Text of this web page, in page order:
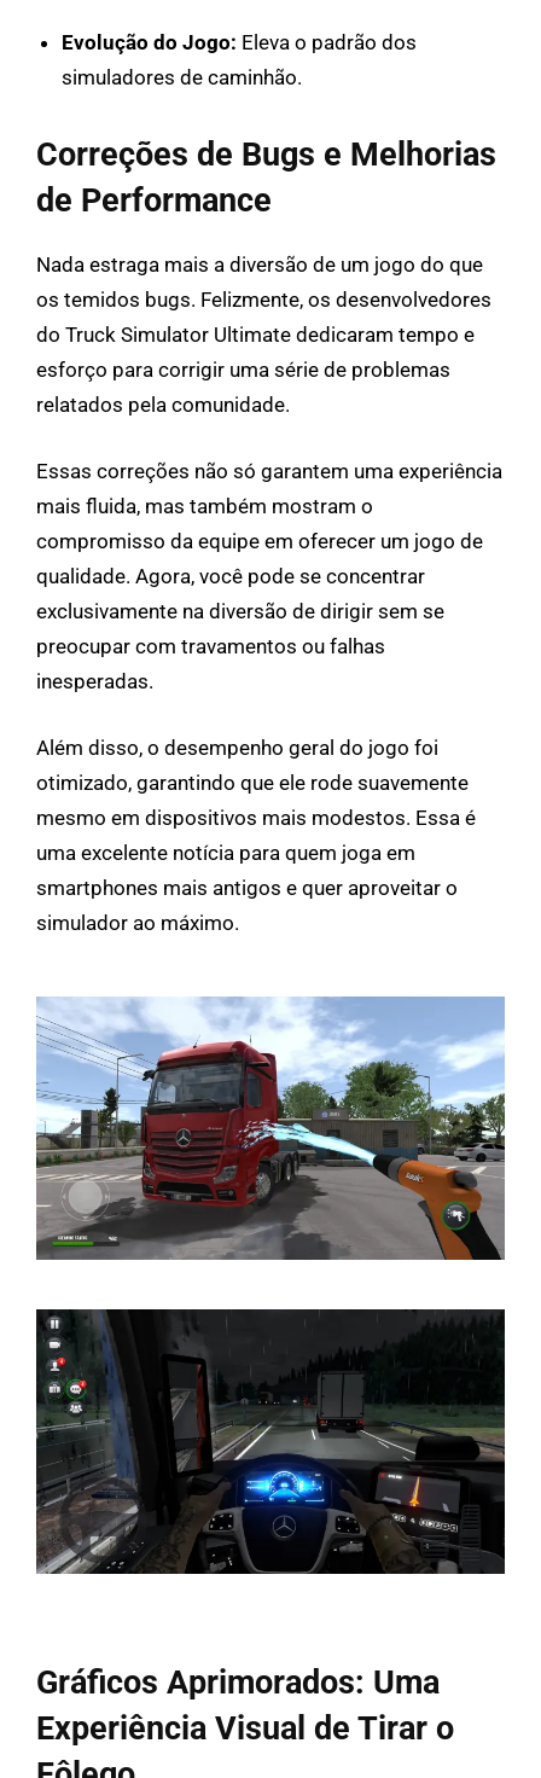
Evolução do Jogo: Eleva o padrão dos
simuladores de caminhão.
Correções de Bugs e Melhorias
de Performance
Nada estraga mais a diversão de um jogo do que
os temidos bugs. Felizmente, os desenvolvedores
do Truck Simulator Ultimate dedicaram tempo e
esforço para corrigir uma série de problemas
relatados pela comunidade.
Essas correções não só garantem uma experiência
mais fluida, mas também mostram o
compromisso da equipe em oferecer um jogo de
qualidade. Agora, você pode se concentrar
exclusivamente na diversão de dirigir sem se
preocupar com travamentos ou falhas
inesperadas.
Além disso, o desempenho geral do jogo foi
otimizado, garantindo que ele rode suavemente
mesmo em dispositivos mais modestos. Essa é
uma excelente notícia para quem joga em
smartphones mais antigos e quer aproveitar o
simulador ao máximo.
Gráficos Aprimorados: Uma
Experiência Visual de Tirar o